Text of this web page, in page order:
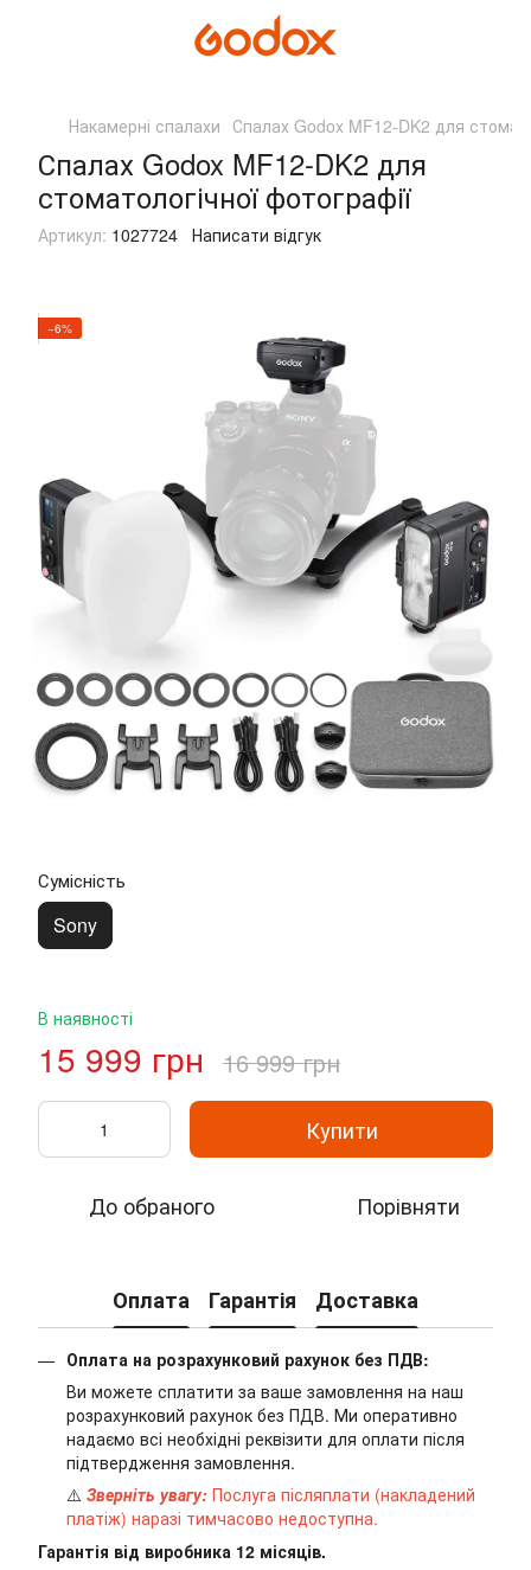
Накамерні спалахи Спалах Godox MF12-DK2 для
Спалах Godox MF12-DK2 для
стоматологічної фотографії
Артикул: 1027724 Написати відгук
−6%
Сумісність
Sony
В наявності
15 999 грн 16 999 грн
Купити
До обраного Порівняти
Оплата Гарантія Доставка
Оплата на розрахунковий рахунок без ПДВ:
Ви можете сплатити за ваше замовлення на наш
розрахунковий рахунок без ПДВ. Ми оперативно
надаємо всі необхідні реквізити для оплати після
підтвердження замовлення.
⚠️ Зверніть увагу: Послуга післяплати (накладений
платіж) наразі тимчасово недоступна.
Гарантія від виробника 12 місяців.